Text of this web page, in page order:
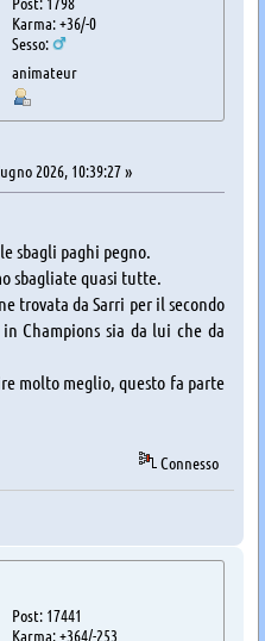
Karma: +36/-0
Sesso:
animateur
2026, 10:39:27 »
sbagli paghi pegno.
sbagliate quasi tutte.
trovata da Sarri per il secondo
Champions sia da lui che da
molto meglio, questo fa parte
Connesso
Post: 17441
Karma: +364/-253